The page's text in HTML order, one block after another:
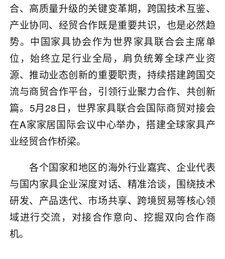
合、高质量升级的关键变革期，跨国技术互鉴、
产业协同、经贸合作既是重要共识，也是必然趋
势。中国家具协会作为世界家具联合会主席单
位，始终立足行业全局，肩负统筹全球产业资
源、推动业态创新的重要职责，持续搭建跨国交
流与商贸合作平台，引领行业聚力合作、共创新
篇。5月28日，世界家具联合会国际商贸对接会
在A家家居国际会议中心举办，搭建全球家具产
业经贸合作桥梁。
各个国家和地区的海外行业嘉宾、企业代表
与国内家具企业深度对话、精准洽谈，围绕技术
研发、产品迭代、市场共享、跨境贸易等核心领
域进行交流，对接合作意向、挖掘双向合作商
机。